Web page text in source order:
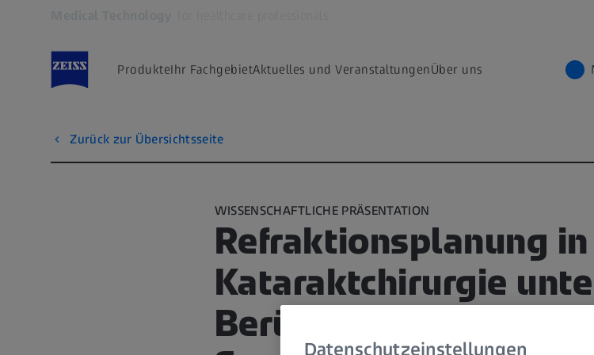
ProdukteIhr FachgebietAktuelles und VeranstaltungenÜber uns
Zurück zur Übersichtsseite
WISSENSCHAFTLICHE PRÄSENTATION
Refraktionsplanung
Kataraktchirurgie
Berücksichtigung der
Datenschutzeinstellungen